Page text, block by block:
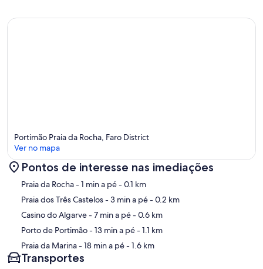
Mapa
Portimão Praia da Rocha, Faro District
Ver no mapa
Pontos de interesse nas imediações
Praia da Rocha- 1 min a pé- 0.1 km
Praia dos Três Castelos- 3 min a pé- 0.2 km
Casino do Algarve- 7 min a pé- 0.6 km
Porto de Portimão- 13 min a pé- 1.1 km
Praia da Marina- 18 min a pé- 1.6 km
Transportes